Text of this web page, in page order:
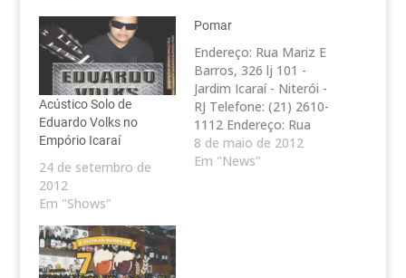
Acústico Solo de
Eduardo Volks no
Empório Icaraí
24 de setembro de
2012
Em "Shows"
Pomar
Endereço: Rua Mariz E
Barros, 326 lj 101 -
Jardim Icaraí - Niterói -
RJ Telefone: (21) 2610-
1112 Endereço: Rua
Tavares de Macedo,
148 - Icaraí - Niterói -
8 de maio de 2012
Em "News"